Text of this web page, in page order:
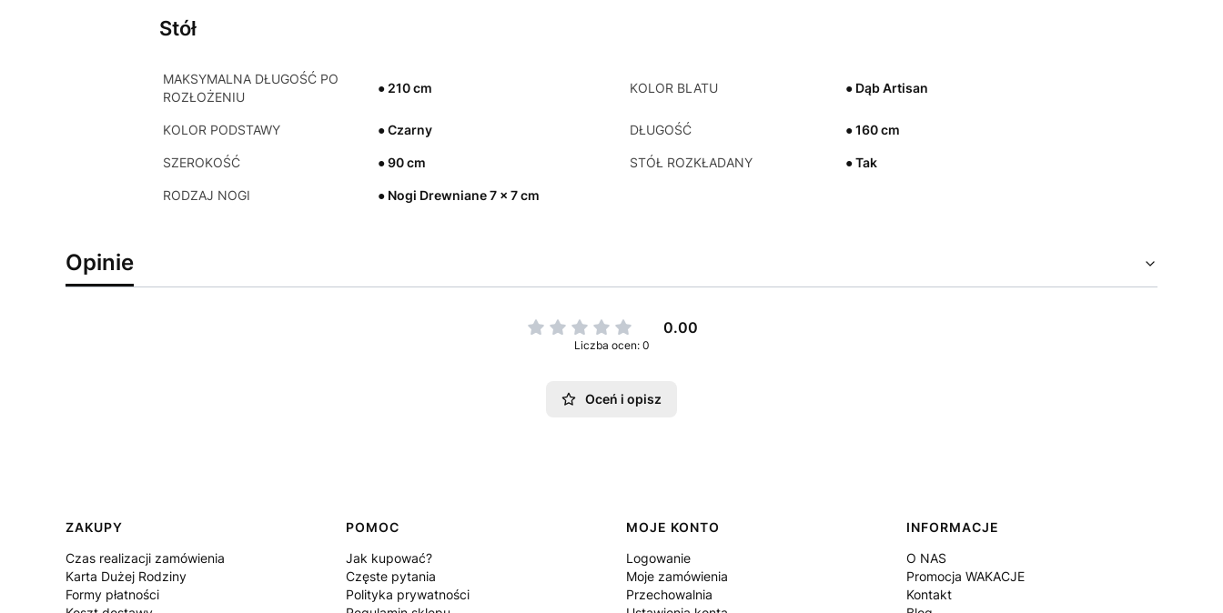
Stół
MAKSYMALNA DŁUGOŚĆ PO
ROZŁOŻENIU
● 210 cm KOLOR BLATU ● Dąb Artisan
KOLOR PODSTAWY ● Czarny DŁUGOŚĆ ● 160 cm
SZEROKOŚĆ ● 90 cm STÓŁ ROZKŁADANY ● Tak
RODZAJ NOGI ● Nogi Drewniane 7 x 7 cm
Opinie
0.00
Liczba ocen: 0
Oceń i opisz
Linki w stopce
ZAKUPY
Czas realizacji zamówienia
Karta Dużej Rodziny
Formy płatności
POMOC
Jak kupować?
Częste pytania
Polityka prywatności
MOJE KONTO
Logowanie
Moje zamówienia
Przechowalnia
INFORMACJE
O NAS
Promocja WAKACJE
Kontakt